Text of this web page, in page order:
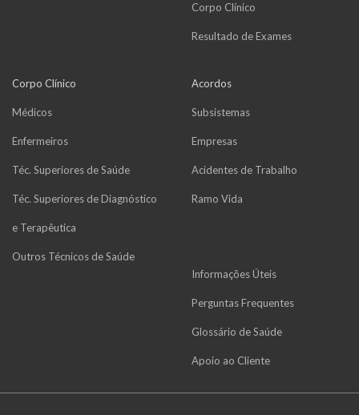
Corpo Clínico
Resultado de Exames
Corpo Clínico
Médicos
Enfermeiros
Téc. Superiores de Saúde
Téc. Superiores de Diagnóstico
e Terapêutica
Outros Técnicos de Saúde
Acordos
Subsistemas
Empresas
Acidentes de Trabalho
Ramo Vida
Informações Úteis
Perguntas Frequentes
Glossário de Saúde
Apoio ao Cliente